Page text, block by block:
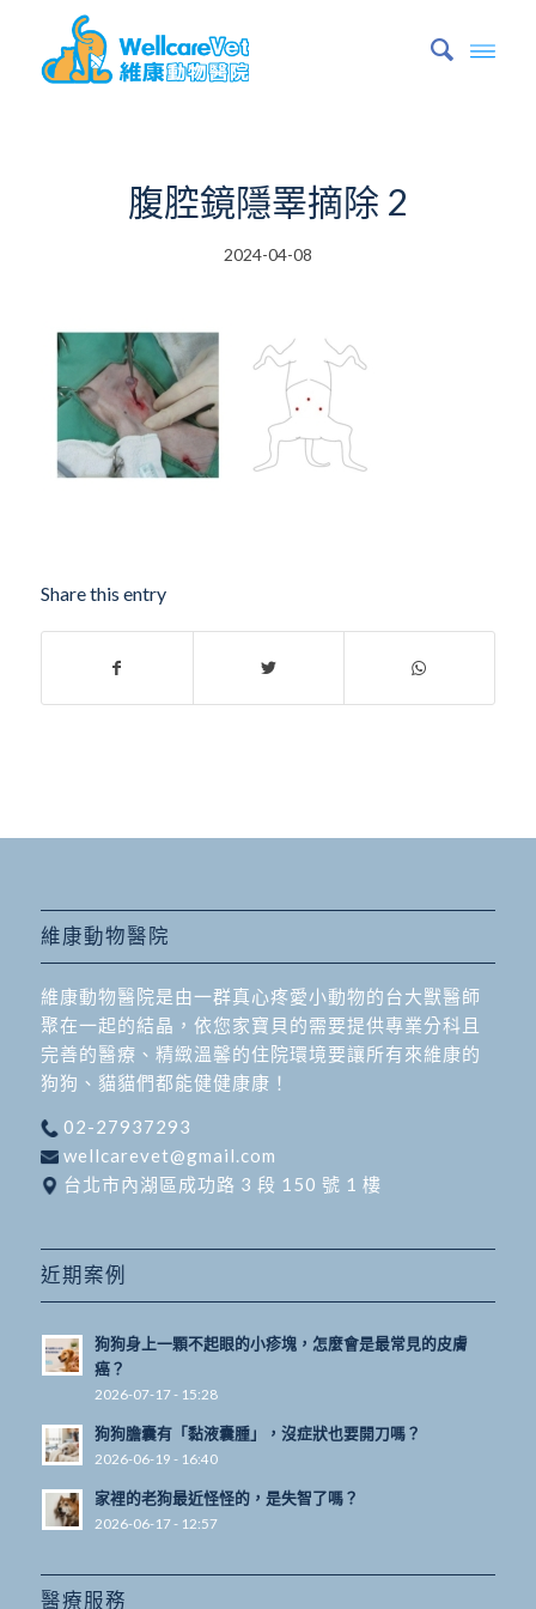
腹腔鏡隱睪摘除 2
2024-04-08
Share this entry
維康動物醫院
維康動物醫院是由一群真心疼愛小動物的台大獸醫師
聚在一起的結晶，依您家寶貝的需要提供專業分科且
完善的醫療、精緻溫馨的住院環境要讓所有來維康的
狗狗、貓貓們都能健健康康！
02-27937293
wellcarevet@gmail.com
台北市內湖區成功路 3 段 150 號 1 樓
近期案例
狗狗身上一顆不起眼的小疹塊，怎麼會是最常見的皮膚
癌？
2026-07-17 - 15:28
狗狗膽囊有「黏液囊腫」，沒症狀也要開刀嗎？
2026-06-19 - 16:40
家裡的老狗最近怪怪的，是失智了嗎？
2026-06-17 - 12:57
醫療服務